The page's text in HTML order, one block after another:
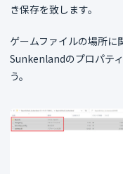
き保存を致します。
ゲームファイルの場所
Sunkenlandのプロパテ
う。